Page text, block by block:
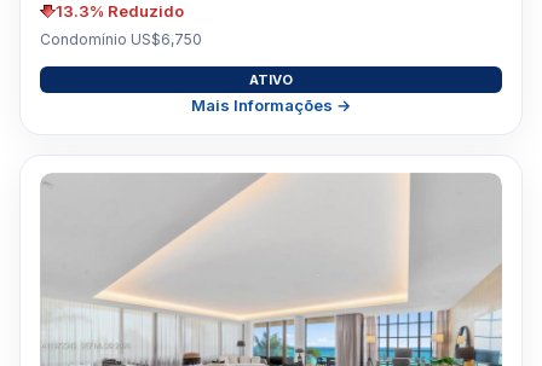
13.3% Reduzido
Condomínio US$6,750
ATIVO
Mais Informações →